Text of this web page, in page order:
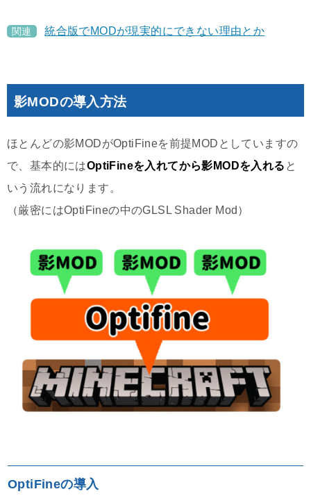
関連 統合版でMODが現実的にできない理由とか
影MODの導入方法
ほとんどの影MODがOptiFineを前提MODとしていますの
で、基本的にはOptiFineを入れてから影MODを入れる と
いう流れになります。
（厳密にはOptiFineの中のGLSL Shader Mod）
OptiFineの導入